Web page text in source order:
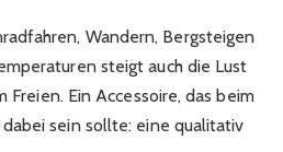
Wandern, Bergsteigen
steigt auch die Lust
Ein Accessoire, das beim
sein sollte: eine qualitativ